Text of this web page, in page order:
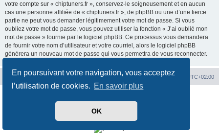
En poursuivant votre navigation, vous acceptez
l’utilisation de cookies. En savoir plus
OK
votre compte sur « chiptuners.fr », conservez-le soigneusement et en aucun
cas une personne affiliée de « chiptuners.fr », de phpBB ou une d’une tierce
partie ne peut vous demander légitimement votre mot de passe. Si vous
oubliez votre mot de passe, vous pouvez utiliser la fonction « J’ai oublié mon
mot de passe » fournie par le logiciel phpBB. Ce processus vous demandera
de fournir votre nom d’utilisateur et votre courriel, alors le logiciel phpBB
générera un nouveau mot de passe qui vous permettra de vous reconnecter.
Portal Chiptuners.fr Heures au format UTC+02:00
Traduit parphpBB-fr.com
Confidentialité
Time: 0.018s| Peak Memory Usage: 1.88 Mio | GZIP: Off